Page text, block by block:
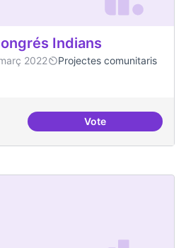
Indians
2022
Projectes comunitaris
VoteCasal de Barri